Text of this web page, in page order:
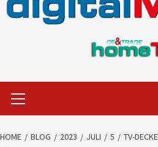
Menu
HOME BLOG 2023 JULI 5 TV-